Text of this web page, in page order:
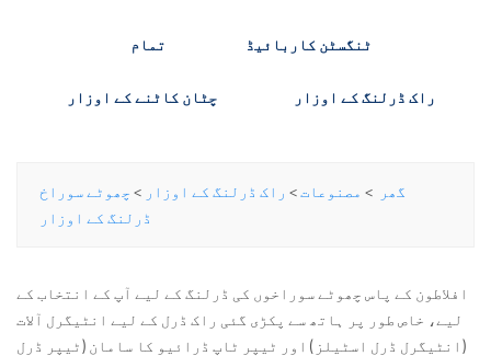
تمام ٹنگسٹن کاربائیڈ
چٹان کاٹنے کے اوزار راک ڈرلنگ کے اوزار
گھر > مصنوعات> راک ڈرلنگ کے اوزار > چھوٹے سوراخ
ڈرلنگ کے اوزار
افلاطون کے پاس چھوٹے سوراخوں کی ڈرلنگ کے لیے آپ کے انتخاب کے
لیے، خاص طور پر ہاتھ سے پکڑی گئی راک ڈرل کے لیے انٹیگرل آلات
(انٹیگرل ڈرل اسٹیلز) اور ٹیپر ٹاپ ڈرائیو کا سامان (ٹیپر ڈرل